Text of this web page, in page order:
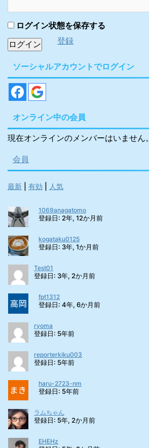
ジアムまでのアクセス方
法 ・駅前不動産スタジア
栖 基本情報 サガン鳥栖
は、1997年2月4日に創
設され、1999年よりJリ
ーグに加 ...
ログイン状態を保存する
登録
ソーシャルアカウントでログイン
オンライン中の会員
現在オンラインのメンバーはいません。
会員
最新 有効 人気
1069anagatomo
登録日: 2年, 12か月前
kogataku0125
登録日: 3年, 1か月前
Test01
登録日: 3年, 2か月前
fpt1312
登録日: 4年, 6か月前
ryoma
登録日: 5年前
reporterkiku003
登録日: 5年前
haru-2723-nm
登録日: 5年前
ラムちゃん
登録日: 5年, 2か月前
EHEHz